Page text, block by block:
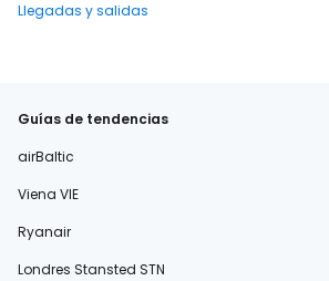
Llegadas y salidas
Guías de tendencias
airBaltic
Viena VIE
Ryanair
Londres Stansted STN